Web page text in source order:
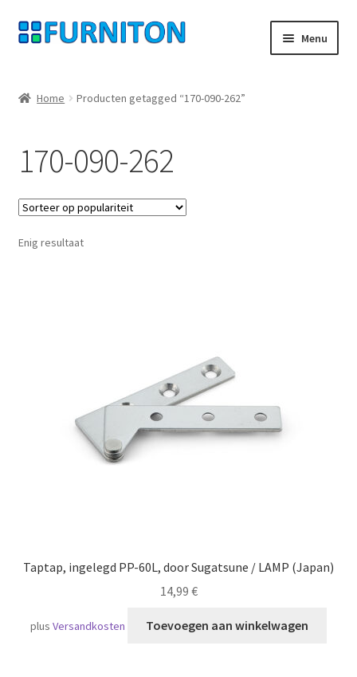
Ga
door
navigatie
Ga
naar
inhoud
Menu
Gegevensbescherming
Herroepingsrecht
Neem contact op met
Home Producten getagged “170-090-262”
170-090-262
Enig resultaat
Taptap, ingelegd PP-60L, door Sugatsune / LAMP (Japan)
14,99 €
plusVersandkosten Toevoegen aan winkelwagen